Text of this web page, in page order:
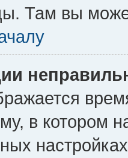
Там вы
в котором